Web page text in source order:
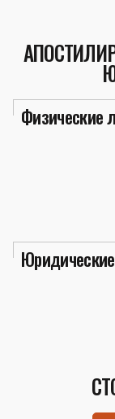
Физические